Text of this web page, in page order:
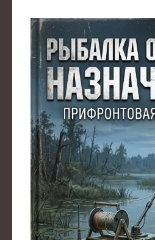
Товар добавлен в корзину.
0 товаров -0₽